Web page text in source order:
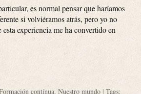
es normal pensar que haríamos
si volviéramos atrás, pero yo no
experiencia me ha convertido en
contínua, Nuestro mundo| Tags: